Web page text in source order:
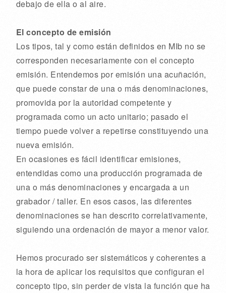
debajo de ella o al aire.
El concepto de emisión
Los tipos, tal y como están definidos en MIb no se
corresponden necesariamente con el concepto
emisión. Entendemos por emisión una acuñación,
que puede constar de una o más denominaciones,
promovida por la autoridad competente y
programada como un acto unitario; pasado el
tiempo puede volver a repetirse constituyendo una
nueva emisión.
En ocasiones es fácil identificar emisiones,
entendidas como una producción programada de
una o más denominaciones y encargada a un
grabador / taller. En esos casos, las diferentes
denominaciones se han descrito correlativamente,
siguiendo una ordenación de mayor a menor valor.
Hemos procurado ser sistemáticos y coherentes a
la hora de aplicar los requisitos que configuran el
concepto tipo, sin perder de vista la función que ha